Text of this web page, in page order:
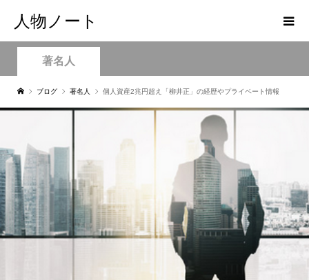
人物ノート
著名人
ブログ 著名人 個人資産2兆円超え「柳井正」の経歴やプライベート情報